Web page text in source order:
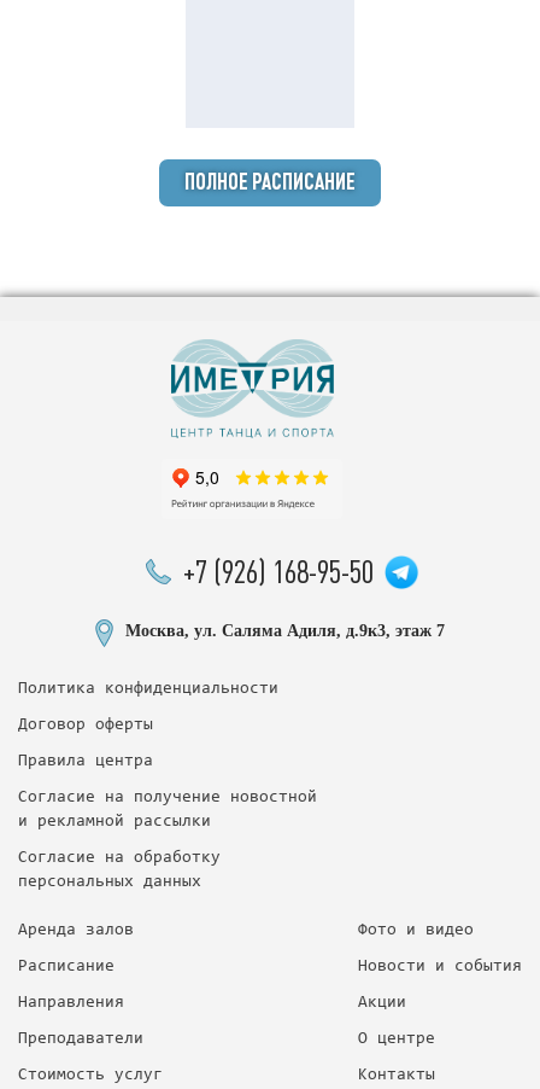
ПОЛНОЕ РАСПИСАНИЕ
+7 (926) 168-95-50
Москва, ул. Саляма Адиля, д.9к3, этаж 7
Политика конфиденциальности
Договор оферты
Правила центра
Согласие на получение новостной
и рекламной рассылки
Согласие на обработку
персональных данных
Аренда залов
Расписание
Направления
Преподаватели
Стоимость услуг
Фото и видео
Новости и события
Акции
О центре
Контакты